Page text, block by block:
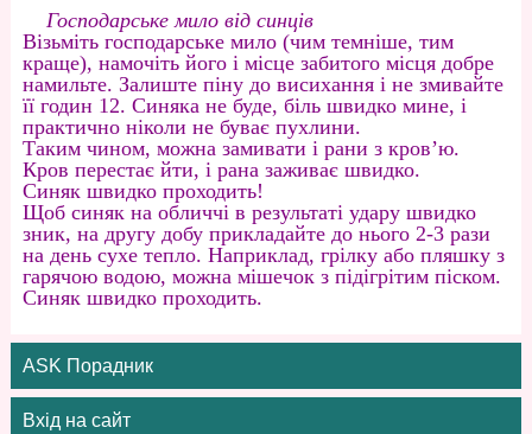
Господарське мило від синців
Візьміть господарське мило (чим темніше, тим
краще), намочіть його і місце забитого місця добре
намильте. Залиште піну до висихання і не змивайте
її годин 12. Синяка не буде, біль швидко мине, і
практично ніколи не буває пухлини.
Таким чином, можна замивати і рани з кров’ю.
Кров перестає йти, і рана заживає швидко.
Синяк швидко проходить!
Щоб синяк на обличчі в результаті удару швидко
зник, на другу добу прикладайте до нього 2-3 рази
на день сухе тепло. Наприклад, грілку або пляшку з
гарячою водою, можна мішечок з підігрітим піском.
Синяк швидко проходить.
ASK Порадник
Вхід на сайт